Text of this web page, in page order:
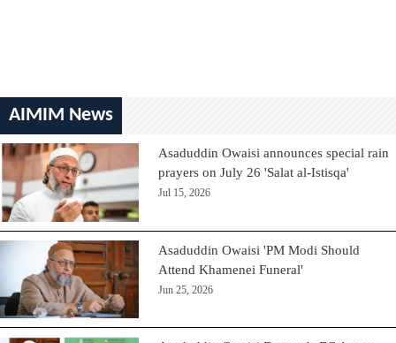
AIMIM News
Asaduddin Owaisi announces special rain
prayers on July 26 'Salat al-Istisqa'
Jul 15, 2026
Asaduddin Owaisi 'PM Modi Should
Attend Khamenei Funeral'
Jun 25, 2026